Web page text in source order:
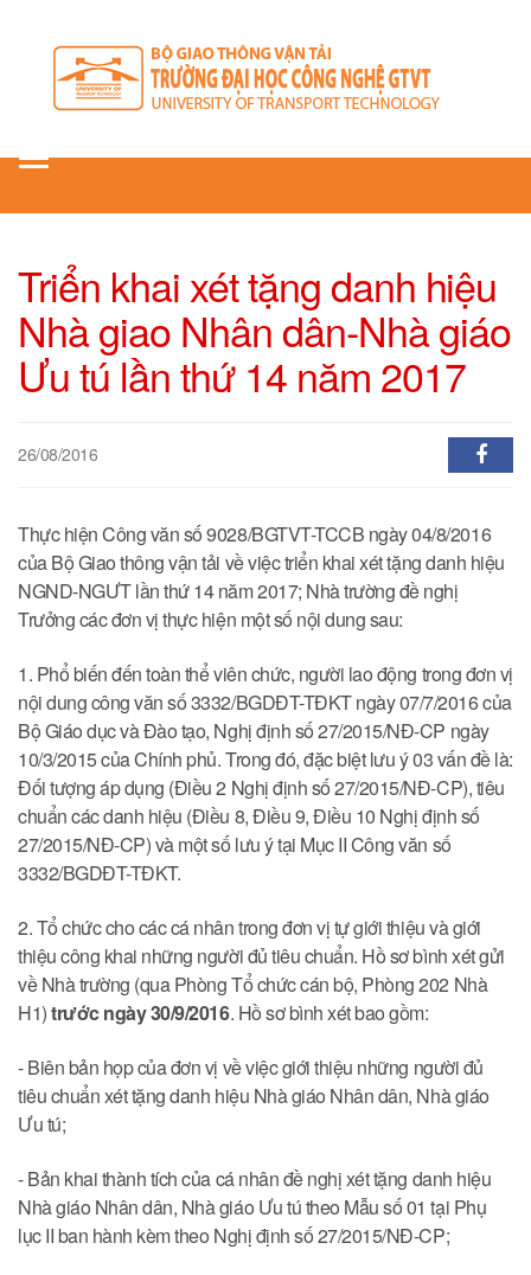
Toggle
Triển khai xét tặng danh hiệu
Nhà giao Nhân dân-Nhà giáo
Ưu tú lần thứ 14 năm 2017
26/08/2016
Thực hiện Công văn số 9028/BGTVT-TCCB ngày 04/8/2016
của Bộ Giao thông vận tải về việc triển khai xét tặng danh hiệu
NGND-NGƯT lần thứ 14 năm 2017; Nhà trường đề nghị
Trưởng các đơn vị thực hiện một số nội dung sau:
1. Phổ biến đến toàn thể viên chức, người lao động trong đơn vị
nội dung công văn số 3332/BGDĐT-TĐKT ngày 07/7/2016 của
Bộ Giáo dục và Đào tạo, Nghị định số 27/2015/NĐ-CP ngày
10/3/2015 của Chính phủ. Trong đó, đặc biệt lưu ý 03 vấn đề là:
Đối tượng áp dụng (Điều 2 Nghị định số 27/2015/NĐ-CP), tiêu
chuẩn các danh hiệu (Điều 8, Điều 9, Điều 10 Nghị định số
27/2015/NĐ-CP) và một số lưu ý tại Mục II Công văn số
3332/BGDĐT-TĐKT.
2. Tổ chức cho các cá nhân trong đơn vị tự giới thiệu và giới
thiệu công khai những người đủ tiêu chuẩn. Hồ sơ bình xét gửi
về Nhà trường (qua Phòng Tổ chức cán bộ, Phòng 202 Nhà
H1)trước ngày 30/9/2016. Hồ sơ bình xét bao gồm:
- Biên bản họp của đơn vị về việc giới thiệu những người đủ
tiêu chuẩn xét tặng danh hiệu Nhà giáo Nhân dân, Nhà giáo
Ưu tú;
- Bản khai thành tích của cá nhân đề nghị xét tặng danh hiệu
Nhà giáo Nhân dân, Nhà giáo Ưu tú theo Mẫu số 01 tại Phụ
lục II ban hành kèm theo Nghị định số 27/2015/NĐ-CP;